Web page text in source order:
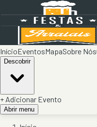
InícioEventosMapaSobre Nós
Descobrir
+ Adicionar Evento
Abrir menu